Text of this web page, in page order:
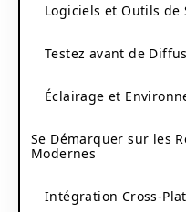
Logiciels et Outils de
Testez avant de
Éclairage et
Se Démarquer sur les
Modernes
Intégration Cross-